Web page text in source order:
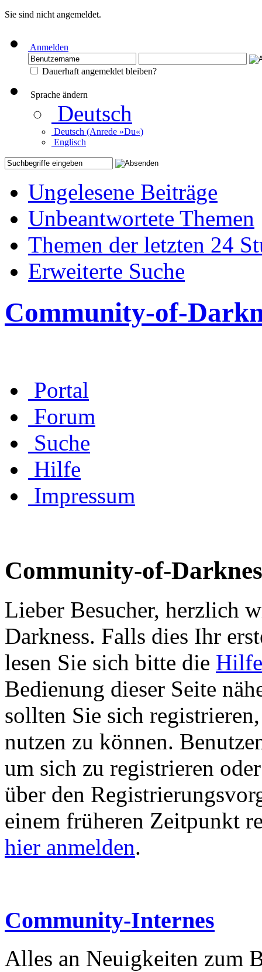
Sie sind nicht angemeldet.
Anmelden
Dauerhaft angemeldet bleiben?
Sprache ändern
Deutsch
Deutsch (Anrede »Du«)
Englisch
Ungelesene Beiträge
Unbeantwortete Themen
Themen der letzten 24
Erweiterte Suche
Community-of-
Portal
Forum
Suche
Hilfe
Impressum
Community-of-
Lieber Besucher, herzlich
Darkness. Falls dies Ihr
lesen Sie sich bitte die Hilfe
Bedienung dieser Seite
sollten Sie sich
nutzen zu können.
um sich zu registrieren
über den
einem früheren Zeitpunkt
hier anmelden.
Community-Internes
Alles an Neuigkeiten zum